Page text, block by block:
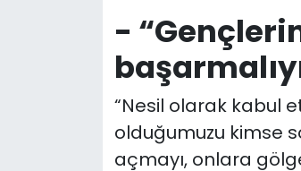
-
“Nesil olarak kabul
olduğumuzu kimse
açmayı, onlara